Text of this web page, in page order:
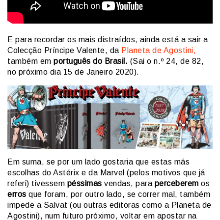
E para recordar os mais distraídos, ainda está a sair a
Colecção Príncipe Valente, da Planeta de Agostini,
também em português do Brasil. (Sai o n.º 24, de 82,
no próximo dia 15 de Janeiro 2020).
Em suma, se por um lado gostaria que estas más
escolhas do Astérix e da Marvel (pelos motivos que já
referi) tivessem péssimas vendas, para perceberem os
erros que foram, por outro lado, se correr mal, também
impede a Salvat (ou outras editoras como a Planeta de
Agostini), num futuro próximo, voltar em apostar na